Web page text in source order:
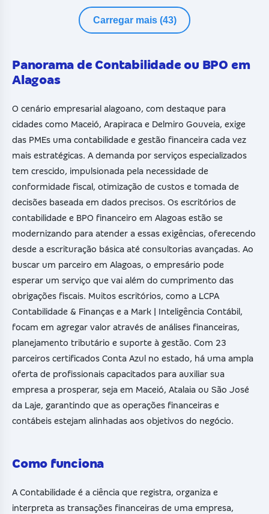
Carregar mais (43)
Panorama de Contabilidade ou BPO em
Alagoas
O cenário empresarial alagoano, com destaque para
cidades como Maceió, Arapiraca e Delmiro Gouveia, exige
das PMEs uma contabilidade e gestão financeira cada vez
mais estratégicas. A demanda por serviços especializados
tem crescido, impulsionada pela necessidade de
conformidade fiscal, otimização de custos e tomada de
decisões baseada em dados precisos. Os escritórios de
contabilidade e BPO financeiro em Alagoas estão se
modernizando para atender a essas exigências, oferecendo
desde a escrituração básica até consultorias avançadas. Ao
buscar um parceiro em Alagoas, o empresário pode
esperar um serviço que vai além do cumprimento das
obrigações fiscais. Muitos escritórios, como a LCPA
Contabilidade & Finanças e a Mark | Inteligência Contábil,
focam em agregar valor através de análises financeiras,
planejamento tributário e suporte à gestão. Com 23
parceiros certificados Conta Azul no estado, há uma ampla
oferta de profissionais capacitados para auxiliar sua
empresa a prosperar, seja em Maceió, Atalaia ou São José
da Laje, garantindo que as operações financeiras e
contábeis estejam alinhadas aos objetivos do negócio.
Como funciona
A Contabilidade é a ciência que registra, organiza e
interpreta as transações financeiras de uma empresa,